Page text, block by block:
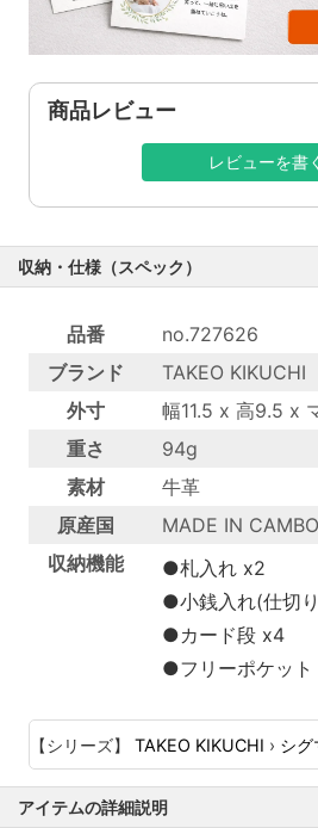
商品レビュー
レビューを書く
収納・仕様（スペック）
品番
no.727626
ブランド
TAKEO KIKUCHI
外寸
幅11.5 x 高9.5 x
重さ
94g
素材
牛革
原産国
MADE IN
収納機能
●札入れ x2
●小銭入れ(仕切
●カード段 x4
●フリーポケッ
【シリーズ】 TAKEO KIKUCHI › シグ
アイテムの詳細説明